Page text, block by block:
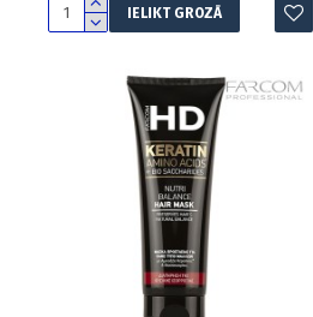
IELIKT GROZĀ